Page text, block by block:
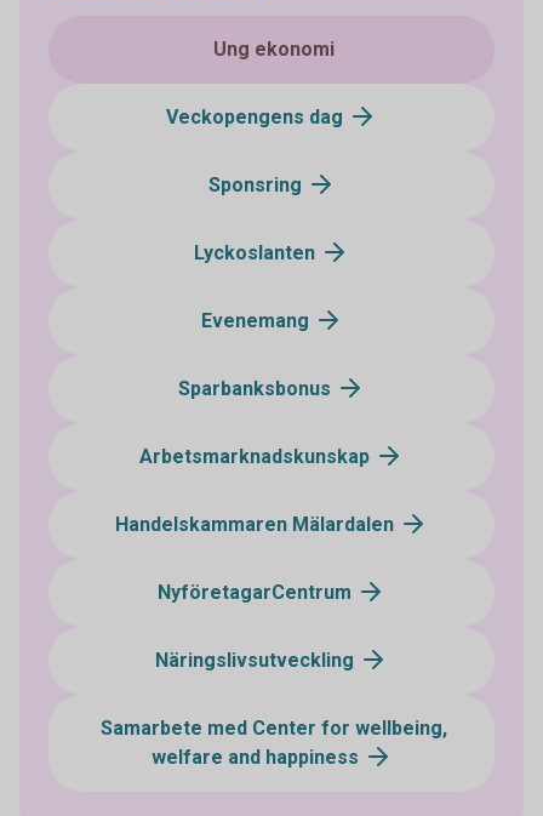
Ung ekonomi
Veckopengens dag
Sponsring
Lyckoslanten
Evenemang
Sparbanksbonus
Arbetsmarknadskunskap
Handelskammaren Mälardalen
NyföretagarCentrum
Näringslivsutveckling
Samarbete med Center for wellbeing,
welfare and happiness